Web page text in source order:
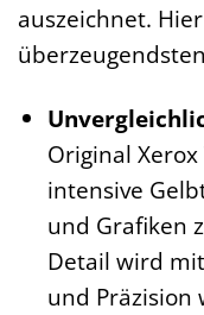
auszeichnet.
Original
intensive
und Grafiken
Detail wird
und Präzision